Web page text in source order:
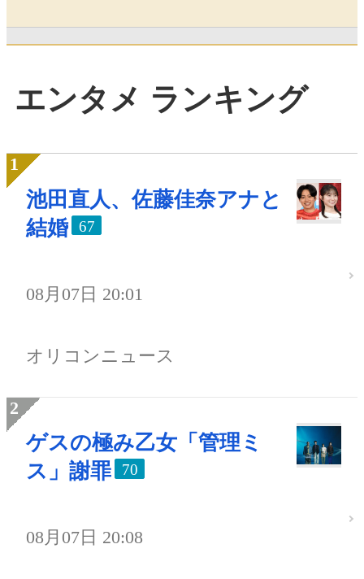
エンタメ ランキング
池田直人、佐藤佳奈アナと
結婚
67
08月07日 20:01
オリコンニュース
ゲスの極み乙女「管理ミ
ス」謝罪
70
08月07日 20:08